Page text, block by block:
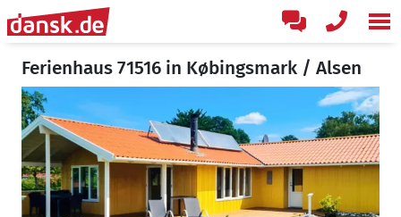
Ferienhaus 71516 in Købingsmark / Alsen